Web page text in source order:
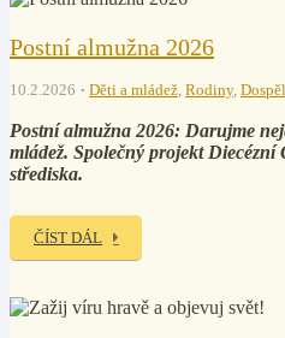
Postní almužna 2026
10.2.2026 Děti a mládež, Rodiny,
Postní almužna 2026: Darujme
mládež. Společný projekt
střediska.
ČÍST DÁL